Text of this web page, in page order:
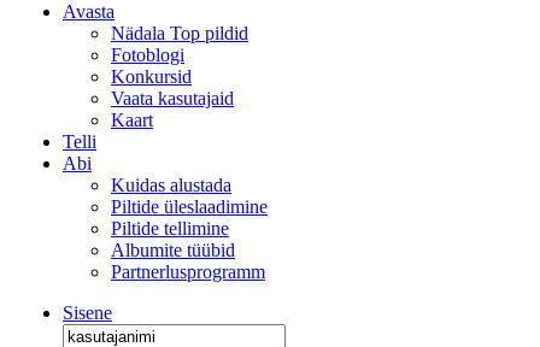
Avasta
Nädala Top pildid
Fotoblogi
Konkursid
Vaata kasutajaid
Kaart
Telli
Abi
Kuidas alustada
Piltide üleslaadimine
Piltide tellimine
Albumite tüübid
Partnerlusprogramm
Sisene